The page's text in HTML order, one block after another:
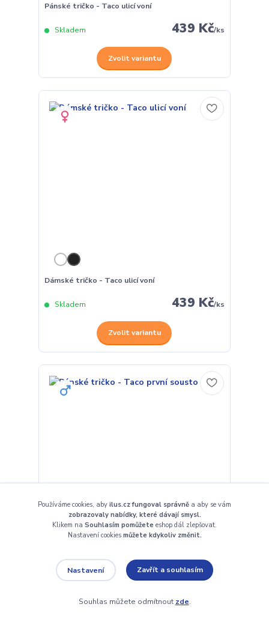
Pánské tričko - Taco ulicí voní
439 Kč/ks
Skladem
Zvolit variantu
Dámské tričko - Taco ulicí voní
439 Kč/ks
Skladem
Zvolit variantu
439 Kč
Skladem
Zvolit variantu
Používáme cookies, aby ilus.cz fungoval správně a aby se vám
zobrazovaly nabídky, které dávají smysl.
Klikem na Souhlasím pomůžete eshop dál zlepšovat.
Nastavení cookies můžete kdykoliv změnit.
Nastavení Zavřít a souhlasím
Souhlas můžete odmítnout zde.